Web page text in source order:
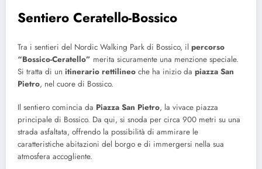
Sentiero Ceratello-Bossico
Tra i sentieri del Nordic Walking Park di Bossico, il percorso
“Bossico-Ceratello” merita sicuramente una menzione speciale.
Si tratta di un itinerario rettilineo che ha inizio da piazza San
Pietro, nel cuore di Bossico.
Il sentiero comincia da Piazza San Pietro, la vivace piazza
principale di Bossico. Da qui, si snoda per circa 900 metri su una
strada asfaltata, offrendo la possibilità di ammirare le
caratteristiche abitazioni del borgo e di immergersi nella sua
atmosfera accogliente.